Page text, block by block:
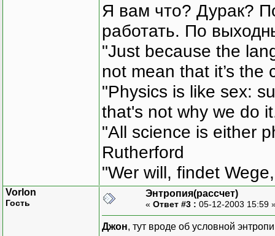
Я вам что? Дурак?
работать. По
"Just because the
not mean that it’s the
"Physics is like sex:
that's not why we do
"All science is either
Rutherford
"Wer will, findet
Vorlon
Гость
Энтропия(рассчет)
« Ответ #3 : 05-12-2003 15:59
Джон, тут вроде об условной